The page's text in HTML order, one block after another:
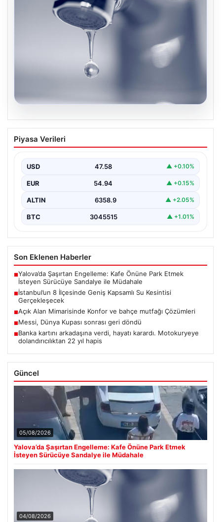
İstanbul’un 8 İlçesinde Geniş Kapsamlı
Su Kesintisi Gerçekleşecek
önemli altyapı yenileme çalışmaları kapsamında şehrin…
Piyasa Verileri
USD 47.58 ▲ +0.10%
EUR 54.94 ▲ +0.15%
ALTIN 6358.9 ▲ +2.05%
BTC 3045515 ▲ +1.01%
Son Eklenen Haberler
■Yalova’da Şaşırtan Engelleme: Kafe Önüne Park Etmek
İsteyen Sürücüye Sandalye ile Müdahale
■İstanbul’un 8 İlçesinde Geniş Kapsamlı Su Kesintisi
Gerçekleşecek
■Açık Alan Mimarisinde Konfor ve bahçe mutfağı Çözümleri
■Messi, Dünya Kupası sonrası geri döndü
■Banka kartını arkadaşına verdi, hayatı karardı. Motokuryeye
dolandırıcılıktan 22 yıl hapis
Güncel
05/08/2026
Yalova’da Şaşırtan Engelleme: Kafe Önüne Park Etmek
İsteyen Sürücüye Sandalye ile Müdahale
04/08/2026